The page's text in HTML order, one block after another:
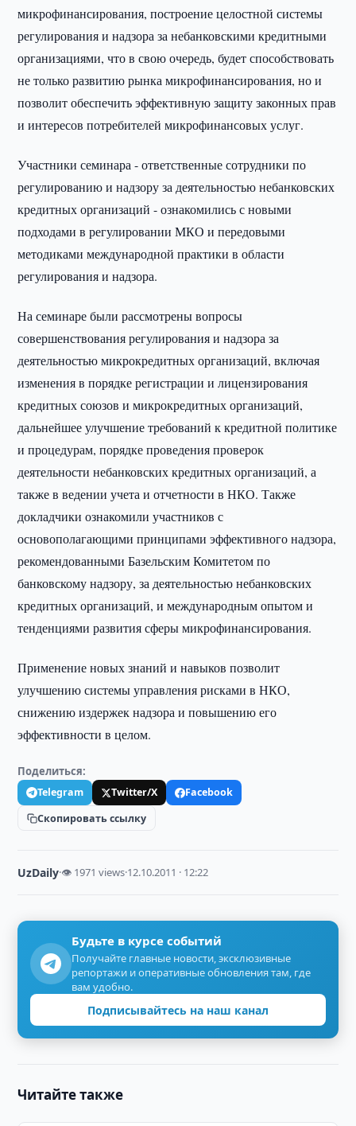
микрофинансирования, построение целостной системы
регулирования и надзора за небанковскими кредитными
организациями, что в свою очередь, будет способствовать
не только развитию рынка микрофинансирования, но и
позволит обеспечить эффективную защиту законных прав
и интересов потребителей микрофинансовых услуг.
Участники семинара - ответственные сотрудники по
регулированию и надзору за деятельностью небанковских
кредитных организаций - ознакомились с новыми
подходами в регулировании МКО и передовыми
методиками международной практики в области
регулирования и надзора.
На семинаре были рассмотрены вопросы
совершенствования регулирования и надзора за
деятельностью микрокредитных организаций, включая
изменения в порядке регистрации и лицензирования
кредитных союзов и микрокредитных организаций,
дальнейшее улучшение требований к кредитной политике
и процедурам, порядке проведения проверок
деятельности небанковских кредитных организаций, а
также в ведении учета и отчетности в НКО. Также
докладчики ознакомили участников с
основополагающими принципами эффективного надзора,
рекомендованными Базельским Комитетом по
банковскому надзору, за деятельностью небанковских
кредитных организаций, и международным опытом и
тенденциями развития сферы микрофинансирования.
Применение новых знаний и навыков позволит
улучшению системы управления рисками в НКО,
снижению издержек надзора и повышению его
эффективности в целом.
Поделиться:
Telegram Twitter/X
Facebook
Скопировать ссылку
UzDaily·👁 1971 views·12.10.2011 · 12:22
Будьте в курсе событий
Получайте главные новости, эксклюзивные
репортажи и оперативные обновления там, где
вам удобно.
Подписывайтесь на наш канал
Читайте также